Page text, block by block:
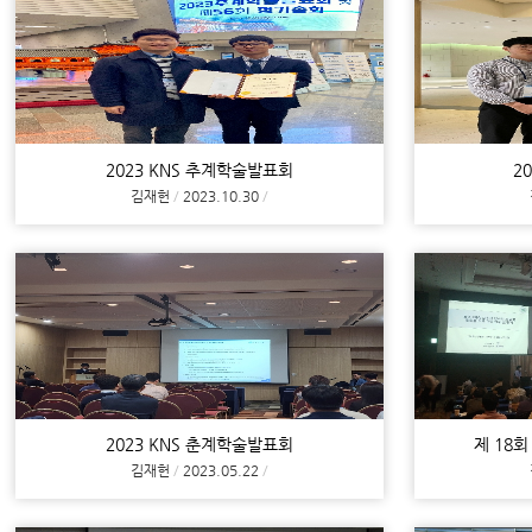
2023 KNS 추계학술발표회
김재헌 2023.10.30
2023 KNS 춘계학술발표회
김재헌 2023.05.22
제 18회